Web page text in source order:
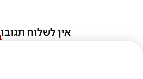
אין לשלוח